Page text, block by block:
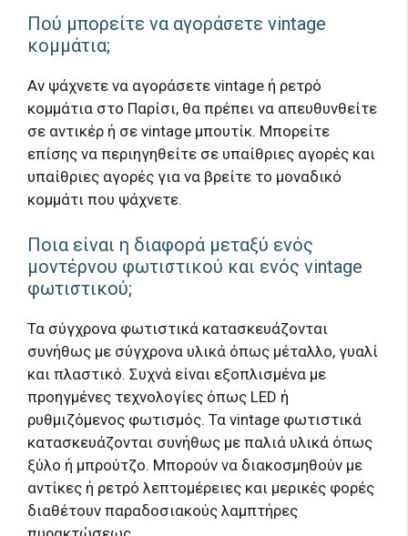
Πού μπορείτε να αγοράσετε vintage
κομμάτια;
Αν ψάχνετε να αγοράσετε vintage ή ρετρό
κομμάτια στο Παρίσι, θα πρέπει να απευθυνθείτε
σε αντικέρ ή σε vintage μπουτίκ. Μπορείτε
επίσης να περιηγηθείτε σε υπαίθριες αγορές και
υπαίθριες αγορές για να βρείτε το μοναδικό
κομμάτι που ψάχνετε.
Ποια είναι η διαφορά μεταξύ ενός
μοντέρνου φωτιστικού και ενός vintage
φωτιστικού;
Τα σύγχρονα φωτιστικά κατασκευάζονται
συνήθως με σύγχρονα υλικά όπως μέταλλο, γυαλί
και πλαστικό. Συχνά είναι εξοπλισμένα με
προηγμένες τεχνολογίες όπως LED ή
ρυθμιζόμενος φωτισμός. Τα vintage φωτιστικά
κατασκευάζονται συνήθως με παλιά υλικά όπως
ξύλο ή μπρούτζο. Μπορούν να διακοσμηθούν με
αντίκες ή ρετρό λεπτομέρειες και μερικές φορές
διαθέτουν παραδοσιακούς λαμπτήρες